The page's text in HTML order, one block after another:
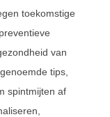
toekomstige
van
tips,
spintmijten af